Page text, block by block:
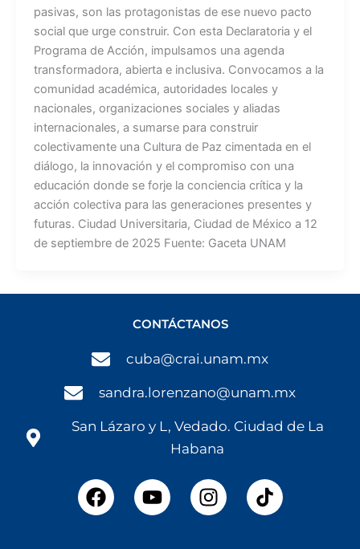
pasivas, son las protagonistas de ese nuevo pacto
social que urge construir. Con esta Declaratoria y el
Programa de Acción, impulsamos una agenda
transformadora, abierta e inclusiva. Convocamos a la
comunidad académica, autoridades locales y
nacionales, organizaciones sociales y aliadas
internacionales, a sumarse para construir
colectivamente una Cultura de Paz cimentada en el
diálogo, la innovación y el compromiso con una
educación donde se forje la conciencia crítica y la
acción colectiva para las generaciones presentes y
futuras. Ciudad Universitaria, Ciudad de México a 12
de septiembre de 2025 Fuente: Gaceta UNAM
CONTÁCTANOS
cuba@crai.unam.mx
sandra.lorenzano@unam.mx
San Lázaro y L, Vedado. Ciudad de La
Habana
F
a
Y
o
I
n